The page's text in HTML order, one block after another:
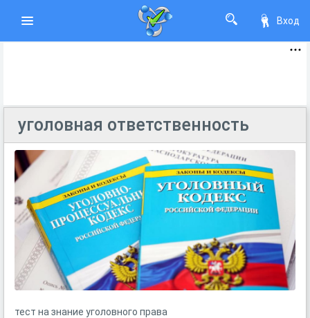
Вход
уголовная ответственность
тест на знание уголовного права